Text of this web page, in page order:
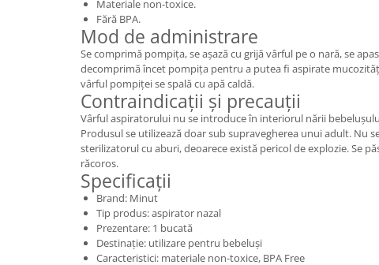
Materiale non-toxice.
Fără BPA.
Mod de administrare
Se comprimă pompița, se așază cu grijă vârful pe o nară, se
decomprimă încet pompița pentru a putea fi aspirate
vârful pompiței se spală cu apă caldă.
Contraindicații și precauții
Vârful aspiratorului nu se introduce în interiorul nării
Produsul se utilizează doar sub supravegherea unui adult. Nu
sterilizatorul cu aburi, deoarece există pericol de explozie. Se
răcoros.
Specificații
Brand: Minut
Tip produs: aspirator nazal
Prezentare: 1 bucată
Destinație: utilizare pentru bebeluși
Caracteristici: materiale non-toxice, BPA Free